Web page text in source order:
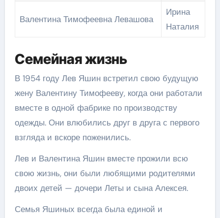
Валентина Тимофеевна Левашова
Ирина
Наталия
Семейная жизнь
В 1954 году Лев Яшин встретил свою будущую
жену Валентину Тимофееву, когда они работали
вместе в одной фабрике по производству
одежды. Они влюбились друг в друга с первого
взгляда и вскоре поженились.
Лев и Валентина Яшин вместе прожили всю
свою жизнь, они были любящими родителями
двоих детей — дочери Леты и сына Алексея.
Семья Яшиных всегда была единой и